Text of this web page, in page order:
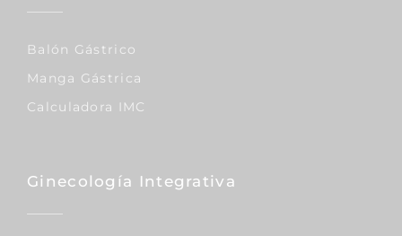
Balón Gástrico
Manga Gástrica
Calculadora IMC
Ginecología Integrativa